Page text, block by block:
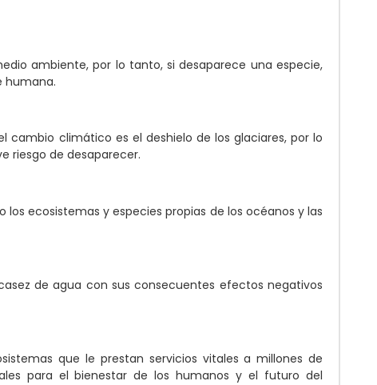
ambiente, por lo tanto, si desaparece una especie,
humana.
cambio climático es el deshielo de los glaciares, por lo
riesgo de desaparecer.
ecosistemas y especies propias de los océanos y las
de agua con sus consecuentes efectos negativos
que le prestan servicios vitales a millones de
para el bienestar de los humanos y el futuro del